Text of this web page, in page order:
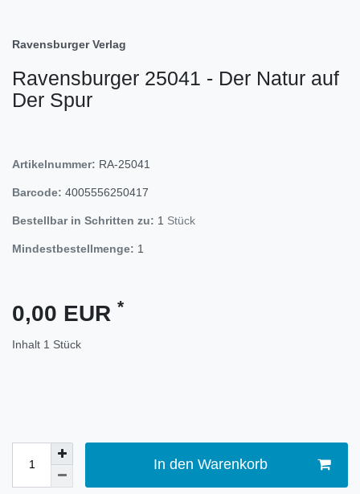
Ravensburger Verlag
Ravensburger 25041 - Der Natur auf
Der Spur
Artikelnummer: RA-25041
Barcode: 4005556250417
Bestellbar in Schritten zu: 1 Stück
Mindestbestellmenge: 1
0,00 EUR *
Inhalt 1 Stück
In den Warenkorb